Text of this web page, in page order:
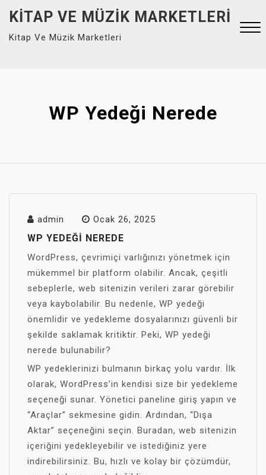
content
KITAP VE MÜZIK MARKETLERI
Kitap Ve Müzik Marketleri
WP Yedeği Nerede
admin Ocak 26, 2025
WP YEDEĞI NEREDE
WordPress, çevrimiçi varlığınızı yönetmek için
mükemmel bir platform olabilir. Ancak, çeşitli
sebeplerle, web sitenizin verileri zarar görebilir
veya kaybolabilir. Bu nedenle, WP yedeği
önemlidir ve yedekleme dosyalarınızı güvenli bir
şekilde saklamak kritiktir. Peki, WP yedeği
nerede bulunabilir?
WP yedeklerinizi bulmanın birkaç yolu vardır. İlk
olarak, WordPress’in kendisi size bir yedekleme
seçeneği sunar. Yönetici paneline giriş yapın ve
“Araçlar” sekmesine gidin. Ardından, “Dışa
Aktar” seçeneğini seçin. Buradan, web sitenizin
içeriğini yedekleyebilir ve istediğiniz yere
indirebilirsiniz. Bu, hızlı ve kolay bir çözümdür,